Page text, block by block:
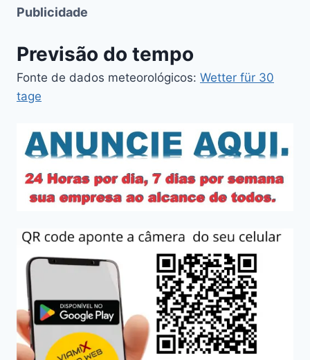
Publicidade
Previsão do tempo
Fonte de dados meteorológicos: Wetter für 30
tage